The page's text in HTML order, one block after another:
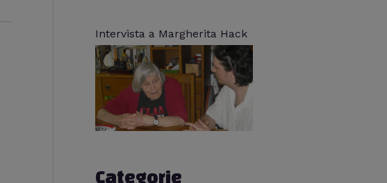
Intervista a Margherita Hack
Categorie